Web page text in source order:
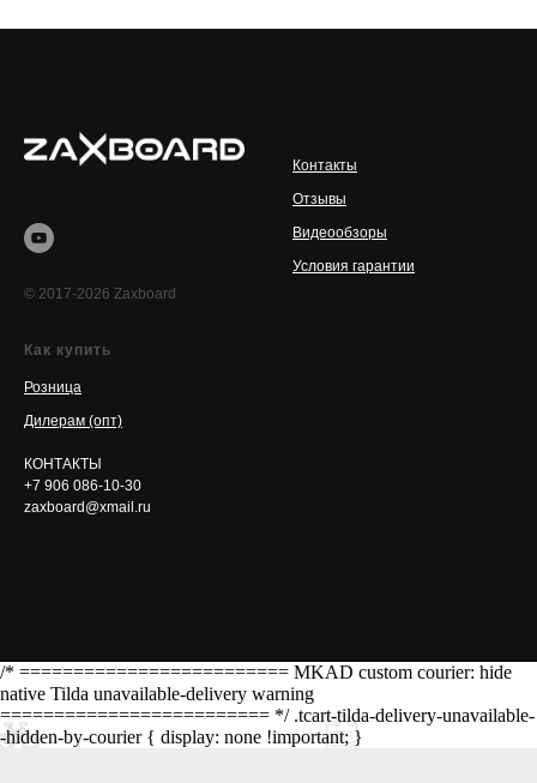
© 2017-2026 Zaxboard
Контакты
Отзывы
Видеообзоры
Условия гарантии
Как купить
Розница
Дилерам (опт)
КОНТАКТЫ
+7 906 086-10-30
zaxboard@xmail.ru
/* ========================= MKAD custom courier: hide
native Tilda unavailable-delivery warning
========================= */ .tcart-tilda-delivery-unavailable-
-hidden-by-courier { display: none !important; }